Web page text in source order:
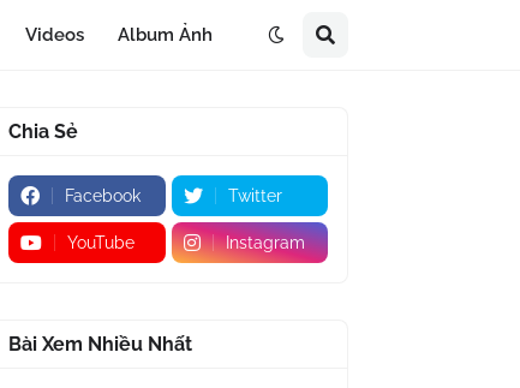
Videos Album Ảnh
Chia Sẻ
Facebook Twitter
YouTube Instagram
Bài Xem Nhiều Nhất